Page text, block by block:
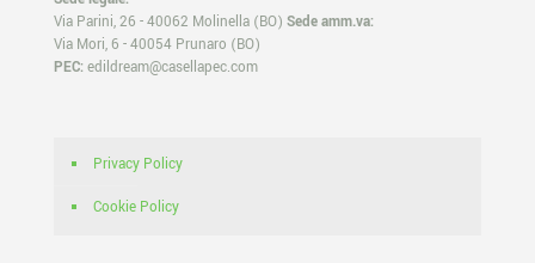
Via Parini, 26 - 40062 Molinella (BO) Sede amm.va:
Via Mori, 6 - 40054 Prunaro (BO)
PEC: edildream@casellapec.com
Privacy Policy
Cookie Policy